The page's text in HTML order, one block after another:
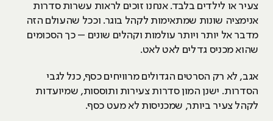
צעיר או לילדים בלבד. אנחנו זוכים לראות עשרות סדרות
אנימציה שונות שמתאימות לקהל בוגר. וככל שהעולם הזה
מדבר אל יותר ויותר עולמות וקהלים שונים – כך הסכומים
שהוא מכניס גדלים לאט לאט.
אגב, לא רק הסרטים הגדולים מרוויחים כסף, כנל לגבי
הסדרות. ישנן המון סדרות צעירות ותוססות, שמיועדות
לקהל צעיר ביותר, שמכניסות לא מעט כסף.